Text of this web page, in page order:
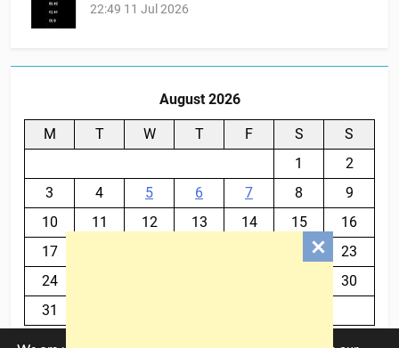
22:49 11 Jul 2026
August 2026
M T W T F S
S
1
2
3
4 5 6 7 8
9
10
11 12 13 14 15
16
17
23
24
30
31